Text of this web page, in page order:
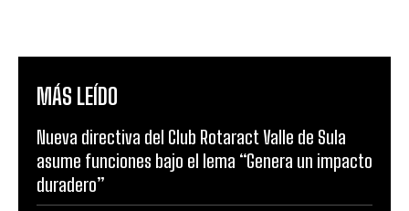
MÁS LEÍDO
Nueva directiva del Club Rotaract Valle de Sula
asume funciones bajo el lema “Genera un impacto
duradero”